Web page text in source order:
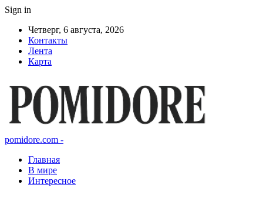
Sign in
Четверг, 6 августа, 2026
Контакты
Лента
Карта
pomidore.com -
Главная
В мире
Интересное